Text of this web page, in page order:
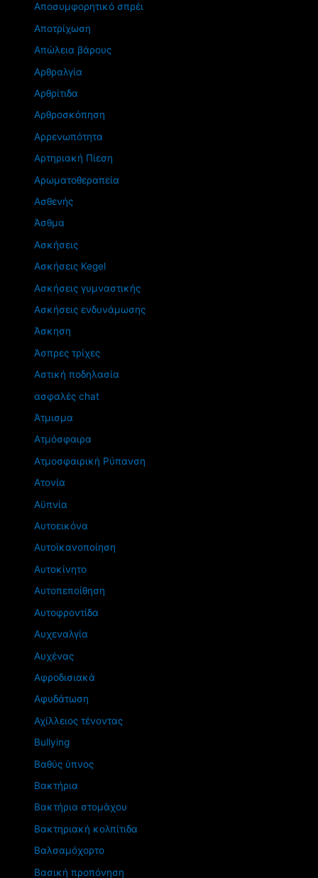
Αποσυμφορητικό σπρέι
Αποτρίχωση
Απώλεια βάρους
Αρθραλγία
Αρθρίτιδα
Αρθροσκόπηση
Αρρενωπότητα
Αρτηριακή Πίεση
Αρωματοθεραπεία
Ασθενής
Άσθμα
Ασκήσεις
Ασκήσεις Kegel
Ασκήσεις γυμναστικής
Ασκήσεις ενδυνάμωσης
Άσκηση
Άσπρες τρίχες
Αστική ποδηλασία
ασφαλές chat
Άτμισμα
Ατμόσφαιρα
Ατμοσφαιρική Ρύπανση
Ατονία
Αϋπνία
Αυτοεικόνα
Αυτοϊκανοποίηση
Αυτοκίνητο
Αυτοπεποίθηση
Αυτοφροντίδα
Αυχεναλγία
Αυχένας
Αφροδισιακά
Αφυδάτωση
Αχίλλειος τένοντας
Βullying
Βαθύς ύπνος
Βακτήρια
Βακτήρια στομάχου
Βακτηριακή κολπίτιδα
Βαλσαμόχορτο
Βασική προπόνηση